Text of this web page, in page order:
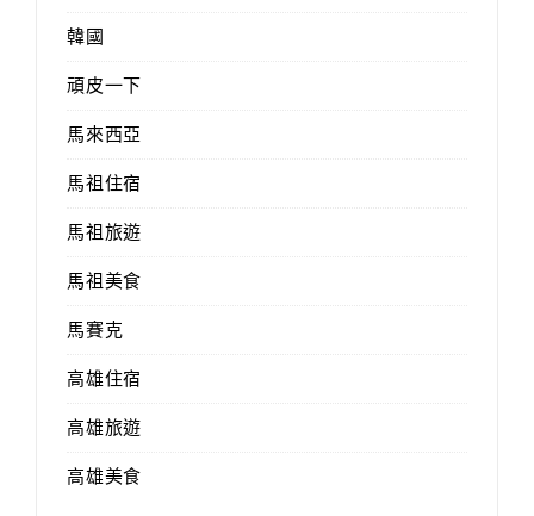
韓國
頑皮一下
馬來西亞
馬祖住宿
馬祖旅遊
馬祖美食
馬賽克
高雄住宿
高雄旅遊
高雄美食